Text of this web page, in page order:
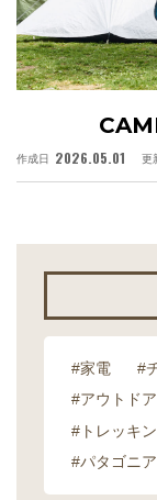
作成日 2026.05.01 更
#家電 #
#アウトド
#トレッキ
#パタゴニア